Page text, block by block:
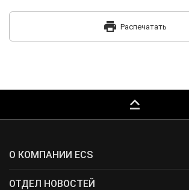
print Распечатать
keyboard_capslock
О КОМПАНИИ ECS
ОТДЕЛ НОВОСТЕЙ